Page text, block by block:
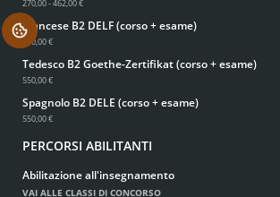
270,00 - 462,00 €
Francese B2 DELF (corso + esame)
550,00 €
Tedesco B2 Goethe-Zertifikat (corso + esame)
550,00 €
Spagnolo B2 DELE (corso + esame)
550,00 €
PERCORSI ABILITANTI
Abilitazione all'insegnamento
VAI ALLE CLASSI DI CONCORSO
.